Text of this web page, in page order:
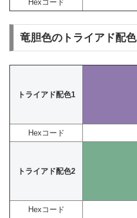
Hexコード
竜胆色のトライアド配色
トライアド配色1
Hexコード
トライアド配色2
Hexコード